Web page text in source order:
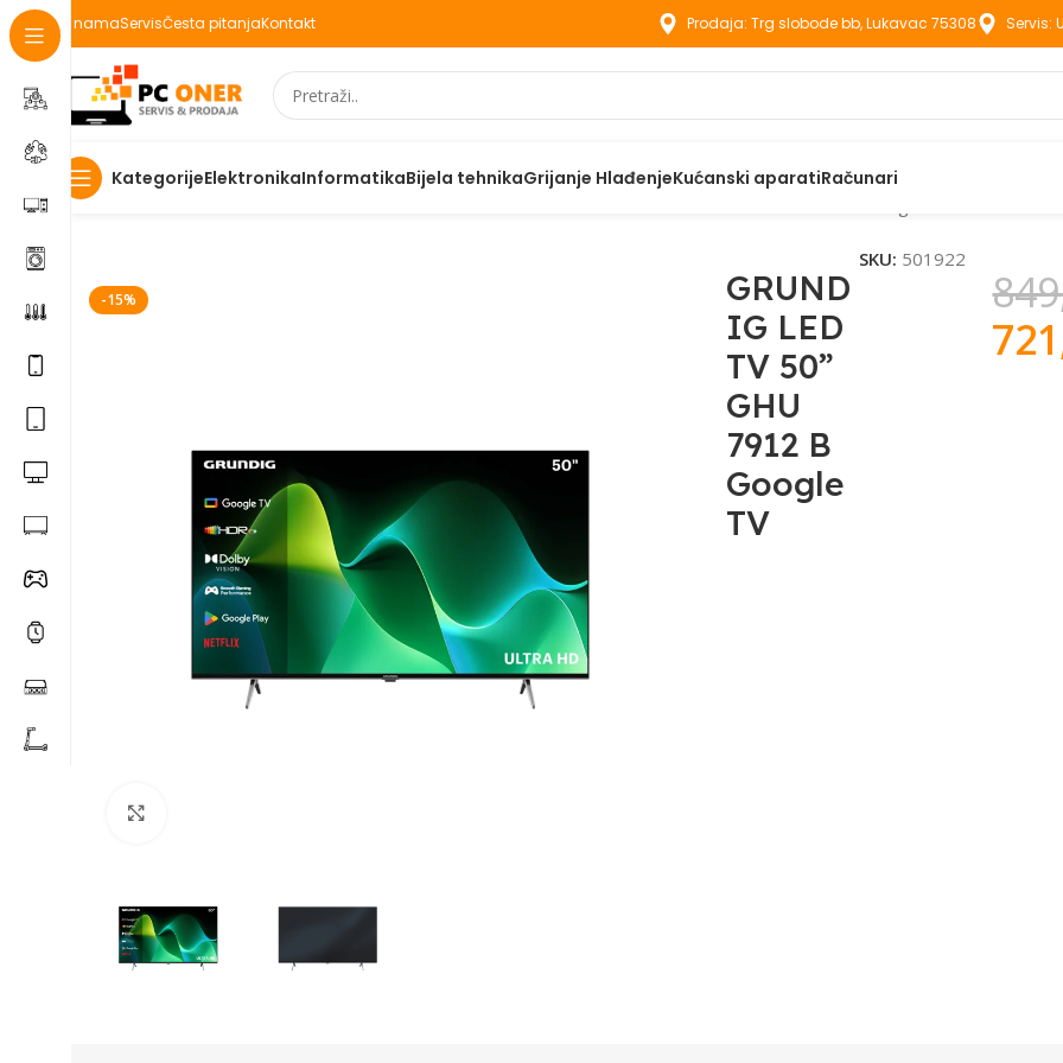
O namaServisČesta pitanjaKontakt Prodaja: Trg slobode bb, Lukavac 75308 Servis:
KategorijeElektronikaInformatikaBijela tehnikaGrijanje HlađenjeKućanski aparatiRačunari
Početna
-15%
GRUND
IG LED
TV 50”
GHU
7912 B
Google
TV
SKU: 501922